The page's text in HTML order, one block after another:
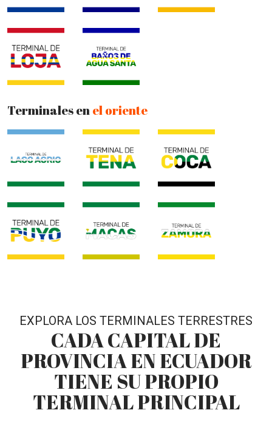
Terminales enel oriente
EXPLORA LOS TERMINALES TERRESTRES
CADA CAPITAL DE
PROVINCIA EN ECUADOR
TIENE SU PROPIO
TERMINAL PRINCIPAL